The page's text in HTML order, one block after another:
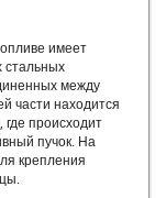
имеет
стальных
между
части находится
происходит
пучок. На
крепления